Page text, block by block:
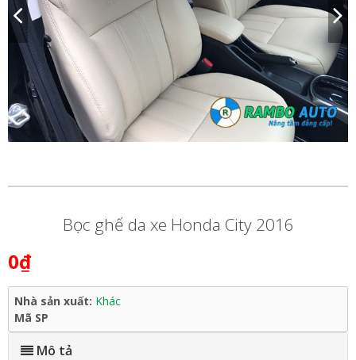
Bọc ghế da xe Honda City 2016
0₫
Nhà sản xuất: Khác
Mã SP
Mô tả